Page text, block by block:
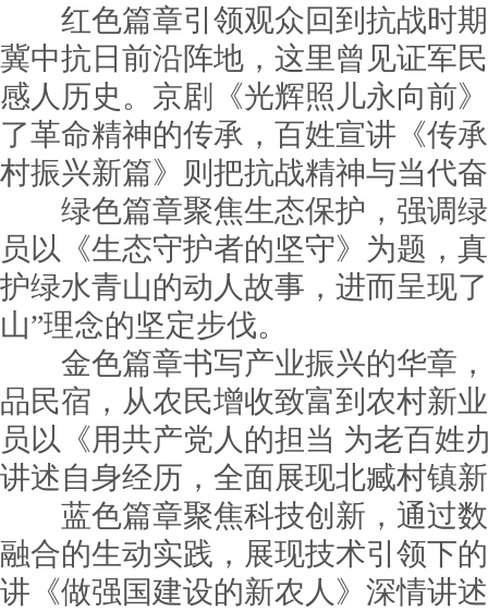
红色篇章引领观众回到抗战时
冀中抗日前沿阵地，这里曾见证军
感人历史。京剧《光辉照儿永向前
了革命精神的传承，百姓宣讲《传
村振兴新篇》则把抗战精神与当代
绿色篇章聚焦生态保护，强调绿
员以《生态守护者的坚守》为题，
护绿水青山的动人故事，进而呈现
山”理念的坚定步伐。
金色篇章书写产业振兴的华章，
品民宿，从农民增收致富到农村新
员以《用共产党人的担当 为老百姓
讲述自身经历，全面展现北臧村镇
蓝色篇章聚焦科技创新，通过数
融合的生动实践，展现技术引领下
讲《做强国建设的新农人》深情讲